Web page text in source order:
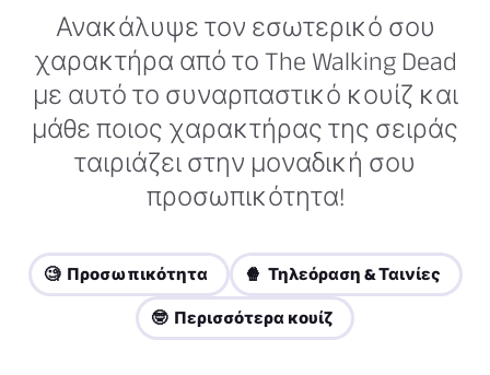
Ανακάλυψε τον εσωτερικό σου
χαρακτήρα από το The Walking Dead
με αυτό το συναρπαστικό κουίζ και
μάθε ποιος χαρακτήρας της σειράς
ταιριάζει στην μοναδική σου
προσωπικότητα!
🧐 Προσωπικότητα 🍿 Τηλεόραση & Ταινίες
🤓 Περισσότερα κουίζ